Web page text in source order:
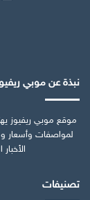
نبذة عن موبي
موقع موبي ريفيوز
لمواصفات وأسعار
تصنيفات